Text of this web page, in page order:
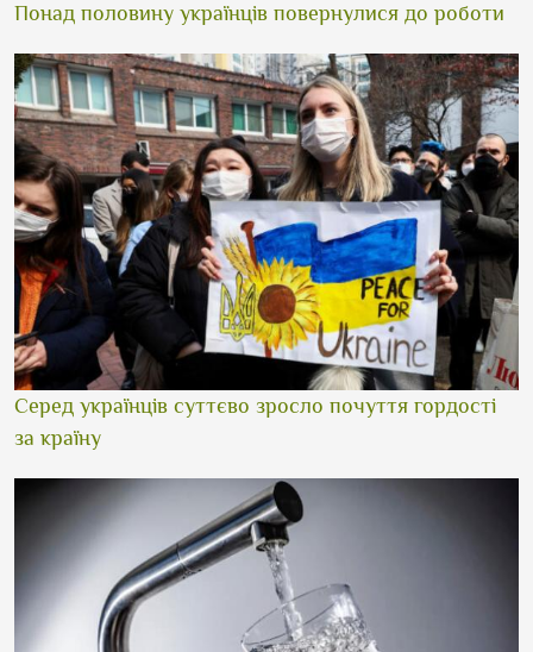
Понад половину українців повернулися до роботи
Серед українців суттєво зросло почуття гордості
за країну